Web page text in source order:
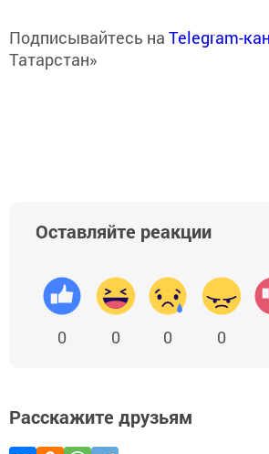
Подписывайтесь на Telegram-
Татарстан»
Оставляйте реакции
0 0 0 0
Расскажите друзьям